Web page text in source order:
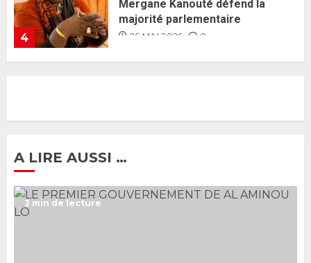
5
J’espère me tromper »
26 MAI 2026 0
Ousmane Sonko rassure : «
A LIRE AUSSI …
2 min de lecture